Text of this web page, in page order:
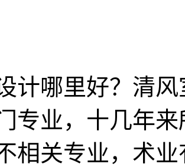
计哪里好？清
专业，十几年
相关专业，术